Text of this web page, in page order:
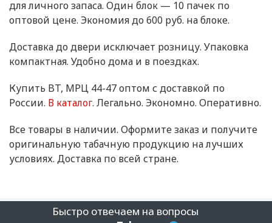
для личного запаса. Один блок — 10 пачек по
оптовой цене. Экономия до 600 руб. на блоке.
Доставка до двери исключает розницу. Упаковка
компактная. Удобно дома и в поездках.
Купить BT, МРЦ 44-47 оптом с доставкой по
России. В каталог. Легально. Экономно. Оперативно.
Все товары в наличии. Оформите заказ и получите
оригинальную табачную продукцию на лучших
условиях. Доставка по всей стране.
Быстро отвечаем на вопросы